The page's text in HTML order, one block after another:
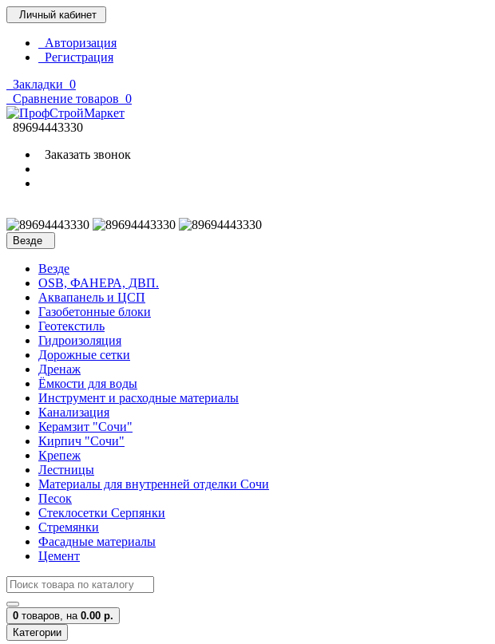
Личный кабинет
Авторизация
Регистрация
Закладки 0
Сравнение товаров 0
89694443330
Заказать звонок
Везде
Везде
OSB, ФАНЕРА, ДВП.
Аквапанель и ЦСП
Газобетонные блоки
Геотекстиль
Гидроизоляция
Дорожные сетки
Дренаж
Ёмкости для воды
Инструмент и расходные материалы
Канализация
Керамзит "Сочи"
Кирпич "Сочи"
Крепеж
Лестницы
Материалы для внутренней отделки Сочи
Песок
Стеклосетки Серпянки
Стремянки
Фасадные материалы
Цемент
0 товаров, на 0.00 р.
Категории